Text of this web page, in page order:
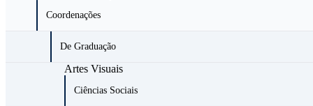
Coordenações
De Graduação
Artes Visuais
Ciências Sociais